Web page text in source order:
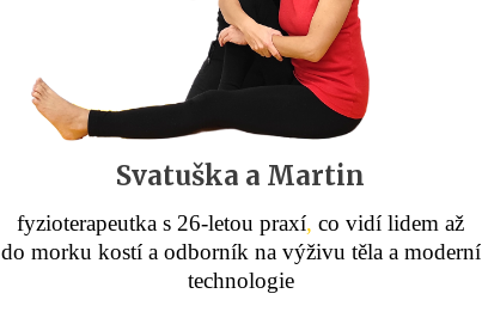
Svatuška a Martin
fyzioterapeutka s 26-letou praxí, co vidí lidem až
do morku kostí a odborník na výživu těla a moderní
technologie